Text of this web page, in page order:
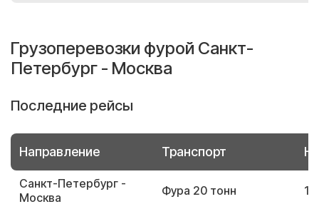
Грузоперевозки фурой Санкт-
Петербург - Москва
Последние рейсы
Направление Транспорт
Санкт-Петербург -
Москва
Фура 20 тонн